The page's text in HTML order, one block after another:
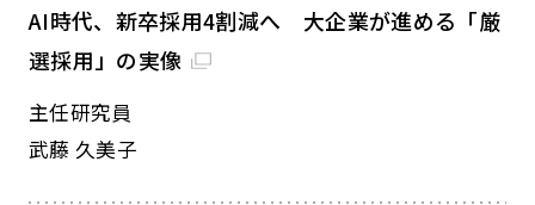
AI時代、新卒採用4割減へ 大企業が進める「厳
選採用」の実像
主任研究員
武藤 久美子